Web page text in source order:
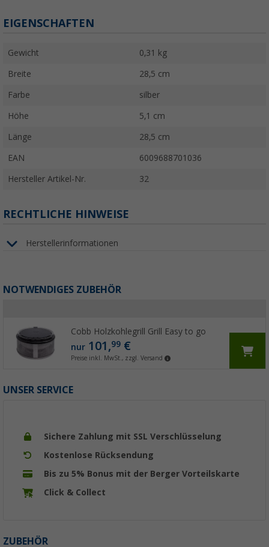
EIGENSCHAFTEN
Gewicht 0,31 kg
Breite 28,5 cm
Farbe silber
Höhe 5,1 cm
Länge 28,5 cm
EAN 6009688701036
Hersteller Artikel-Nr. 32
RECHTLICHE HINWEISE
Herstellerinformationen
NOTWENDIGES ZUBEHÖR
Cobb Holzkohlegrill Grill Easy to go
nur101,99€
Preise inkl. MwSt., zzgl. Versand
UNSER SERVICE
Sichere Zahlung mit SSL Verschlüsselung
Kostenlose Rücksendung
Bis zu 5% Bonus mit der Berger Vorteilskarte
Click & Collect
ZUBEHÖR